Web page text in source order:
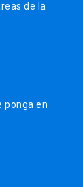
de la
ponga en